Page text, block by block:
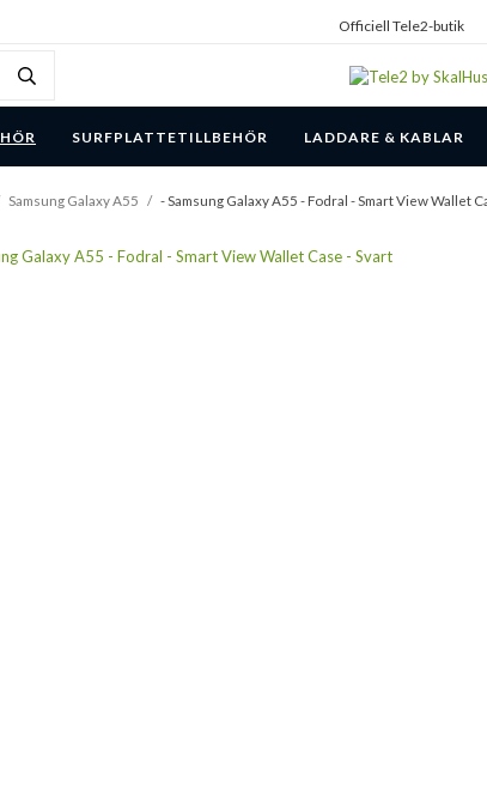
Officiell Tele2-butik
SURFPLATTETILLBEHÖR LADDARE & KABLAR
Samsung Galaxy A55 / - Samsung Galaxy A55 - Fodral - Smart View Wallet